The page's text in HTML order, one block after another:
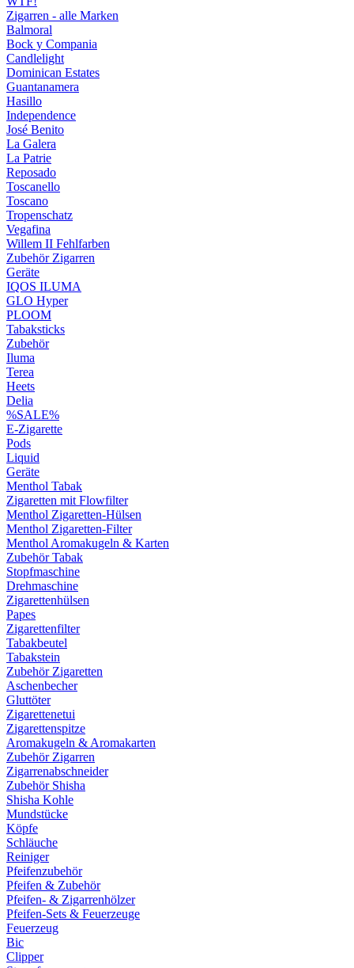
Zigarren - alle Marken
Balmoral
Bock y Compania
Candlelight
Dominican Estates
Guantanamera
Hasillo
Independence
José Benito
La Galera
La Patrie
Reposado
Toscanello
Toscano
Tropenschatz
Vegafina
Willem II Fehlfarben
Zubehör Zigarren
Geräte
IQOS ILUMA
GLO Hyper
PLOOM
Tabaksticks
Zubehör
Iluma
Terea
Heets
Delia
%SALE%
E-Zigarette
Pods
Liquid
Geräte
Menthol Tabak
Zigaretten mit Flowfilter
Menthol Zigaretten-Hülsen
Menthol Zigaretten-Filter
Menthol Aromakugeln & Karten
Zubehör Tabak
Stopfmaschine
Drehmaschine
Zigarettenhülsen
Papes
Zigarettenfilter
Tabakbeutel
Tabakstein
Zubehör Zigaretten
Aschenbecher
Gluttöter
Zigarettenetui
Zigarettenspitze
Aromakugeln & Aromakarten
Zubehör Zigarren
Zigarrenabschneider
Zubehör Shisha
Shisha Kohle
Mundstücke
Köpfe
Schläuche
Reiniger
Pfeifenzubehör
Pfeifen & Zubehör
Pfeifen- & Zigarrenhölzer
Pfeifen-Sets & Feuerzeuge
Feuerzeug
Bic
Clipper